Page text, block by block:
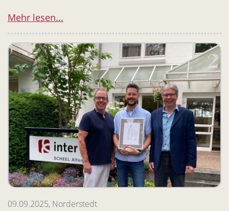
Mehr lesen...
09.09.2025, Norderstedt